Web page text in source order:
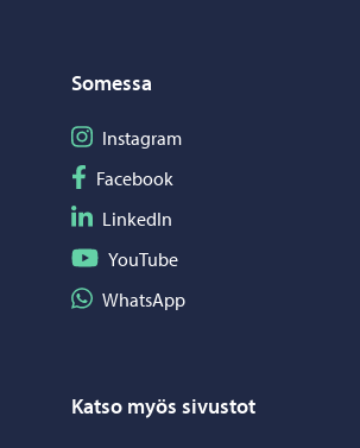
Somessa
Seuraa Instagram
Instagram
Seuraa Facebook
Facebook
Seuraa LinkedIn
LinkedIn
Seuraa YouTube
YouTube
Jaa WhatsApp
WhatsApp
Katso myös sivustot